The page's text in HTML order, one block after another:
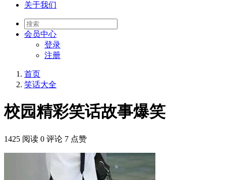
关于我们
会员中心
登录
注册
首页
笑话大全
校园精彩笑话故事爆笑
1425 阅读 0 评论 7 点赞